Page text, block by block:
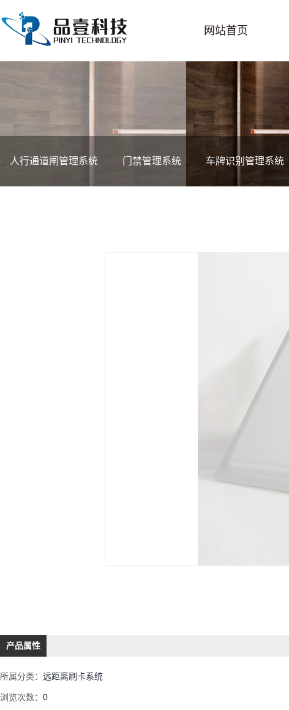
网站首页
人行通道闸管理系统 门禁管理系统 车牌识别管理系统
产品属性
所属分类：远距离刷卡系统
浏览次数：0